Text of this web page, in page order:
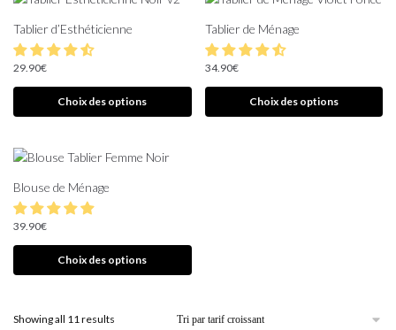
Tablier d’Esthéticienne
29.90€
Choix des options
Tablier de Ménage
34.90€
Choix des options
Blouse de Ménage
39.90€
Choix des options
Showing all 11 results